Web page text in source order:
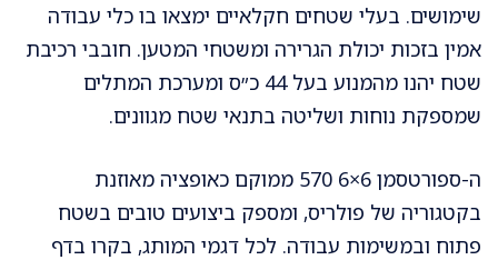
שימושים. בעלי שטחים חקלאיים ימצאו בו כלי עבודה
אמין בזכות יכולת הגרירה ומשטחי המטען. חובבי רכיבת
שטח יהנו מהמנוע בעל 44 כ״ס ומערכת המתלים
שמספקת נוחות ושליטה בתנאי שטח מגוונים.
ה-ספורטסמן 6×6 570 ממוקם כאופציה מאוזנת
בקטגוריה של פולריס, ומספק ביצועים טובים בשטח
פתוח ובמשימות עבודה. לכל דגמי המותג, בקרו בדף